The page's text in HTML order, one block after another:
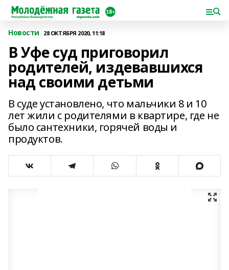
Новости 28 ОКТЯБРЯ 2020, 11:18
В Уфе суд приговорил
родителей, издевавшихся
над своими детьми
В суде установлено, что мальчики 8 и 10
лет жили с родителями в квартире, где не
было сантехники, горячей воды и
продуктов.